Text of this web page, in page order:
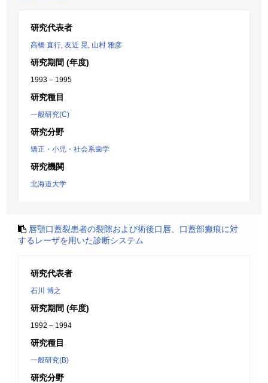
研究代表者
高橋 直行, 友近 晃, 山村 雅彦
研究期間 (年度)
1993 – 1995
研究種目
一般研究(C)
研究分野
矯正・小児・社会系歯学
研究機関
北海道大学
唇顎口蓋裂患者の裂隙および術後口唇、口蓋部瘢痕に対
するレーザを用いた診断システム
研究代表者
石川 博之
研究期間 (年度)
1992 – 1994
研究種目
一般研究(B)
研究分野